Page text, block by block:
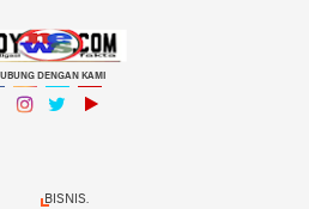
DENGAN KAMI
BISNIS.